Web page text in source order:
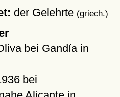
der Gelehrte (griech.)
bei Gandía in
bei